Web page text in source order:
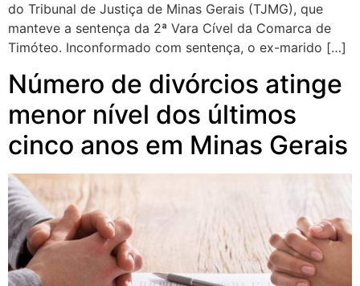
do Tribunal de Justiça de Minas Gerais (TJMG), que
manteve a sentença da 2ª Vara Cível da Comarca de
Timóteo. Inconformado com sentença, o ex-marido […]
Número de divórcios atinge
menor nível dos últimos
cinco anos em Minas Gerais